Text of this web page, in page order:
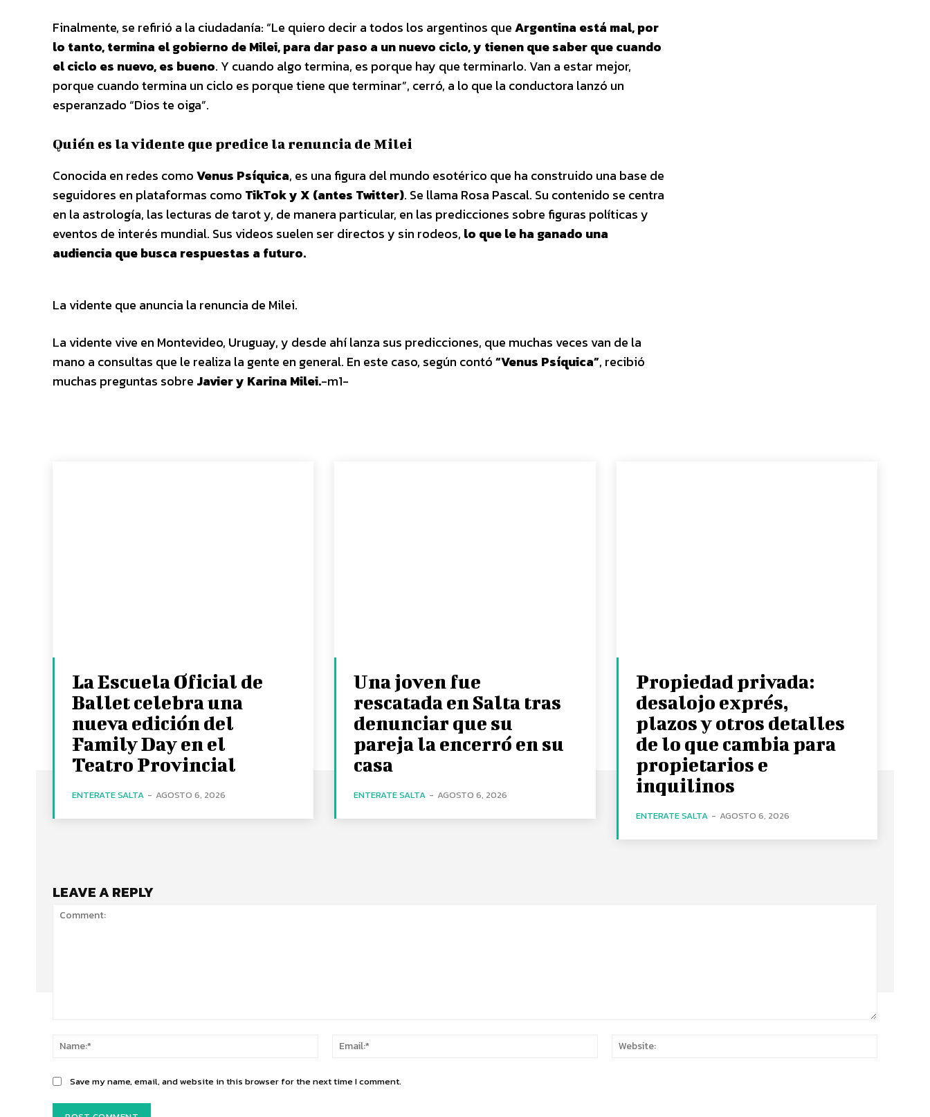
Finalmente, se refirió a la ciudadanía: “Le quiero decir a todos los argentinos queArgentina está mal, por
lo tanto, termina el gobierno de Milei, para dar paso a un nuevo ciclo, y tienen que saber que cuando
el ciclo es nuevo, es bueno. Y cuando algo termina, es porque hay que terminarlo. Van a estar mejor,
porque cuando termina un ciclo es porque tiene que terminar”, cerró, a lo que la conductora lanzó un
esperanzado “Dios te oiga”.
Quién es la vidente que predice la renuncia de Milei
Conocida en redes comoVenus Psíquica, es una figura del mundo esotérico que ha construido una base de
seguidores en plataformas como TikTok y X (antes Twitter). Se llama Rosa Pascal. Su contenido se centra
en la astrología, las lecturas de tarot y, de manera particular, en las predicciones sobre figuras políticas y
eventos de interés mundial. Sus videos suelen ser directos y sin rodeos, lo que le ha ganado una
audiencia que busca respuestas a futuro.
La vidente que anuncia la renuncia de Milei.
La vidente vive en Montevideo, Uruguay, y desde ahí lanza sus predicciones, que muchas veces van de la
mano a consultas que le realiza la gente en general. En este caso, según contó“Venus Psíquica”, recibió
muchas preguntas sobre Javier y Karina Milei.-m1-
La Escuela Oficial de
Ballet celebra una
nueva edición del
Family Day en el
Teatro Provincial
ENTERATE SALTA - AGOSTO 6, 2026
Una joven fue
rescatada en Salta tras
denunciar que su
pareja la encerró en su
casa
ENTERATE SALTA - AGOSTO 6, 2026
Propiedad privada:
desalojo exprés,
plazos y otros detalles
de lo que cambia para
propietarios e
inquilinos
ENTERATE SALTA - AGOSTO 6, 2026
LEAVE A REPLY
Name:*
Email:*
Save my name, email, and website in this browser for the next time I comment.